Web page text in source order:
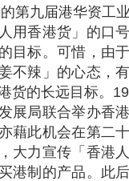
第九届港华资工
用香港货」的口
目标。可惜，由
不辣」的心态，
货的长远目标。
展局联合举办香
藉此机会在第二
大力宣传「香港
港制的产品。此